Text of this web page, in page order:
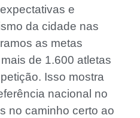
e
da cidade nas
as metas
de 1.600 atletas
Isso mostra
nacional no
no caminho certo ao